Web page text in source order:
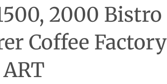
2000 Bistro
Coffee Factory